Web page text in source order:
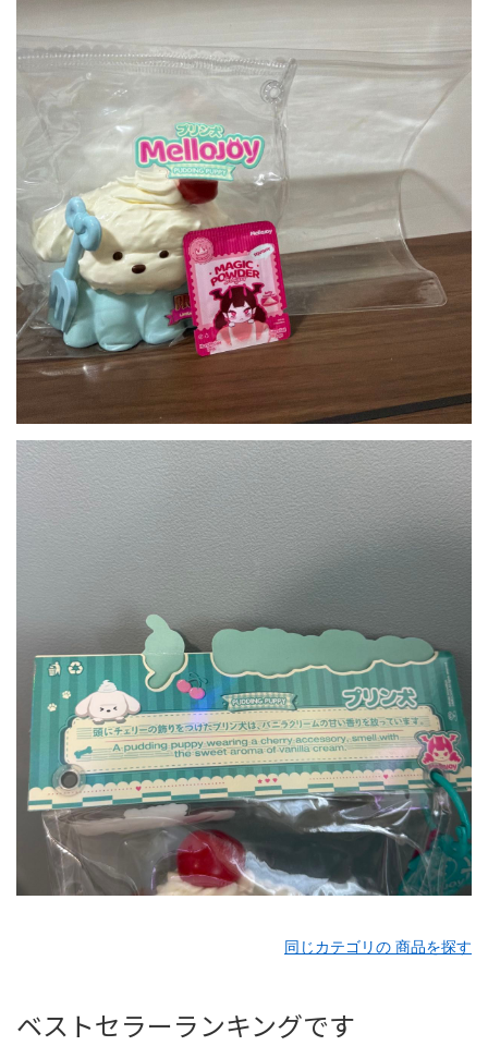
同じカテゴリの 商品を探す
ベストセラーランキングです